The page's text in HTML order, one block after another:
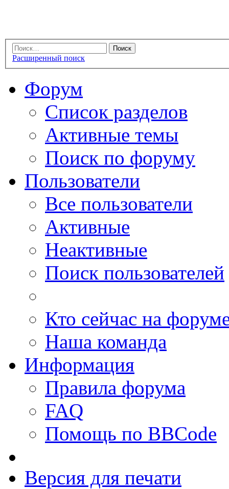
Расширенный поиск
Форум
Список разделов
Активные темы
Поиск по форуму
Пользователи
Все пользователи
Активные
Неактивные
Поиск пользователей
Кто сейчас на
Наша команда
Информация
Правила форума
FAQ
Помощь по BBCode
Версия для печати